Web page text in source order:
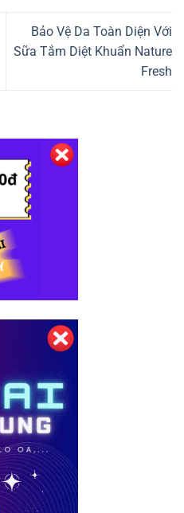
Bảo Vệ Da Toàn Diện Với
Sữa Tắm Diệt Khuẩn Nature
Fresh